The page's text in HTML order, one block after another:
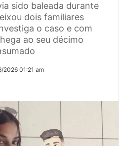
sido baleada durante
dois familiares
o caso e com
ao seu décimo
2026 01:21 am